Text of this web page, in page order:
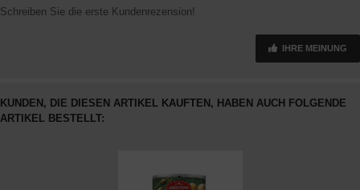
Schreiben Sie die erste Kundenrezension!
IHRE MEINUNG
KUNDEN, DIE DIESEN ARTIKEL KAUFTEN, HABEN AUCH FOLGENDE
ARTIKEL BESTELLT: